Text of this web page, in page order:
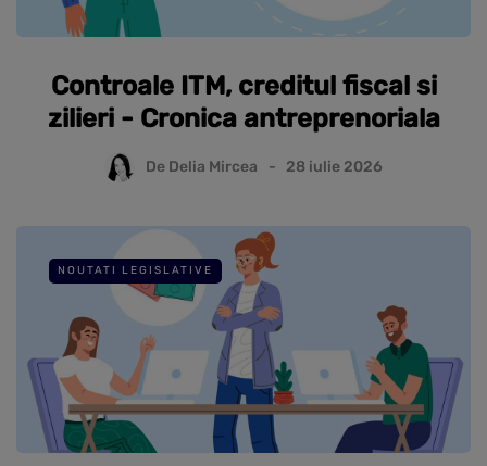
Controale ITM, creditul fiscal si
zilieri - Cronica antreprenoriala
De Delia Mircea 28 iulie 2026
NOUTATI LEGISLATIVE